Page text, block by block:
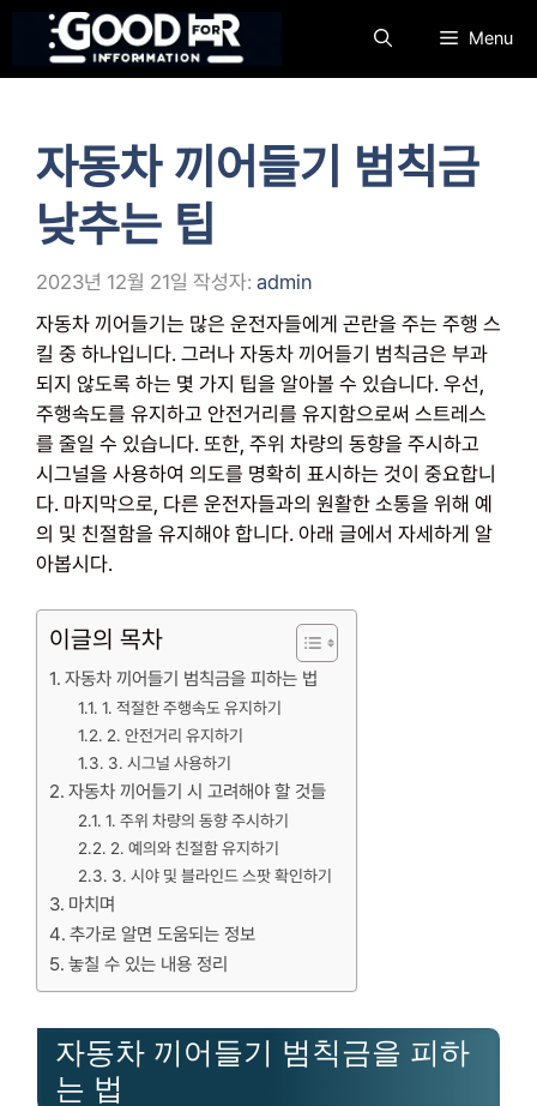
츠
Menu
자동차 끼어들기 범칙금
낮추는 팁
2023년 12월 21일 작성자: admin
자동차 끼어들기는 많은 운전자들에게 곤란을 주는 주행 스
킬 중 하나입니다. 그러나 자동차 끼어들기 범칙금은 부과
되지 않도록 하는 몇 가지 팁을 알아볼 수 있습니다. 우선,
주행속도를 유지하고 안전거리를 유지함으로써 스트레스
를 줄일 수 있습니다. 또한, 주위 차량의 동향을 주시하고
시그널을 사용하여 의도를 명확히 표시하는 것이 중요합니
다. 마지막으로, 다른 운전자들과의 원활한 소통을 위해 예
의 및 친절함을 유지해야 합니다. 아래 글에서 자세하게 알
아봅시다.
이글의 목차
자동차 끼어들기 범칙금을 피하는 법
1. 적절한 주행속도 유지하기
2. 안전거리 유지하기
3. 시그널 사용하기
자동차 끼어들기 시 고려해야 할 것들
1. 주위 차량의 동향 주시하기
2. 예의와 친절함 유지하기
3. 시야 및 블라인드 스팟 확인하기
마치며
추가로 알면 도움되는 정보
놓칠 수 있는 내용 정리
자동차 끼어들기 범칙금을 피하
는 법